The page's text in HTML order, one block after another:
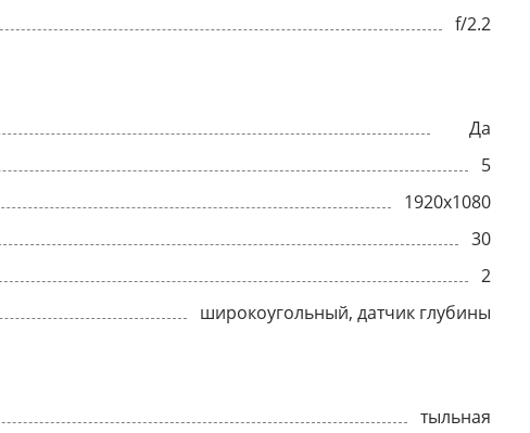
f/2.2
Да
5
1920x1080
30
2
широкоугольный, датчик глубины
тыльная